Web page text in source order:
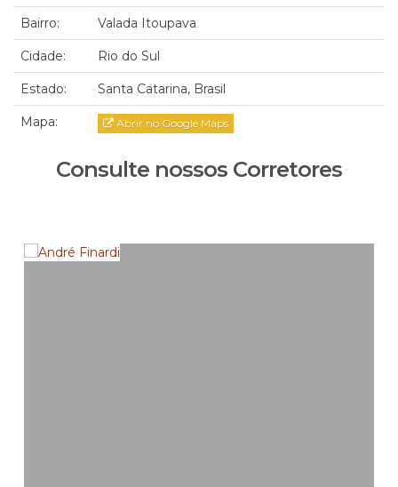
Bairro: Valada Itoupava
Cidade: Rio do Sul
Estado: Santa Catarina, Brasil
Mapa: Abrir no Google Maps
Consulte nossos Corretores